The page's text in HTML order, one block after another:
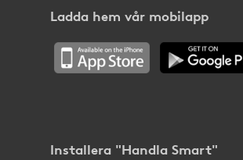
Ladda hem vår mobilapp
Installera "Handla Smart"